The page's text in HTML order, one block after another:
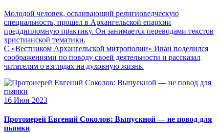
Молодой человек, осваивающий религиоведческую
специальность, прошел в Архангельской епархии
преддипломную практику. Он занимается переводами текстов
христианской тематики.
С «Вестником Архангельской митрополии» Иван поделился
соображениями по поводу своей деятельности и рассказал
читателям о взглядах на духовную жизнь.
16 Июн 2023
Протоиерей Евгений Соколов: Выпускной — не повод для
пьянки